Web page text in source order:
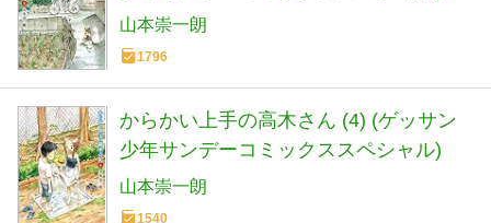
山本崇一朗
1796
からかい上手の高木さん (4) (ゲッサン
少年サンデーコミックススペシャル)
山本崇一朗
1540